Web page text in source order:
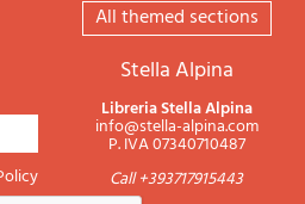
All themed sections
Stella Alpina
Libreria Stella Alpina
info@stella-alpina.com
P. IVA 07340710487
Call +393717915443